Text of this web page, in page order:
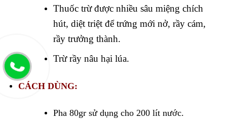
Thuốc trừ được nhiều sâu miệng chích
hút, diệt triệt để trứng mới nở, rầy cám,
rầy trưởng thành.
Trừ rầy nâu hại lúa.
CÁCH DÙNG:
Pha 80gr sử dụng cho 200 lít nước.